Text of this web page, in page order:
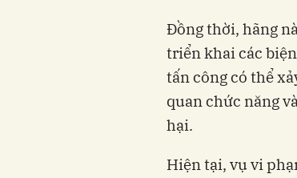
Đồng thời, hãng
triển khai các
tấn công có thể
quan chức năng
hại.
Hiện tại, vụ vi